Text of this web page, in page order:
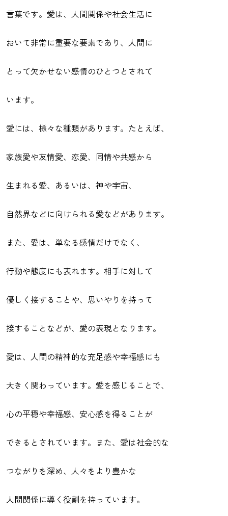
言葉です。愛は、人間関係や社会生活に
おいて非常に重要な要素であり、人間に
とって欠かせない感情のひとつとされて
います。
愛には、様々な種類があります。たとえば、
家族愛や友情愛、恋愛、同情や共感から
生まれる愛、あるいは、神や宇宙、
自然界などに向けられる愛などがあります。
また、愛は、単なる感情だけでなく、
行動や態度にも表れます。相手に対して
優しく接することや、思いやりを持って
接することなどが、愛の表現となります。
愛は、人間の精神的な充足感や幸福感にも
大きく関わっています。愛を感じることで、
心の平穏や幸福感、安心感を得ることが
できるとされています。また、愛は社会的な
つながりを深め、人々をより豊かな
人間関係に導く役割を持っています。